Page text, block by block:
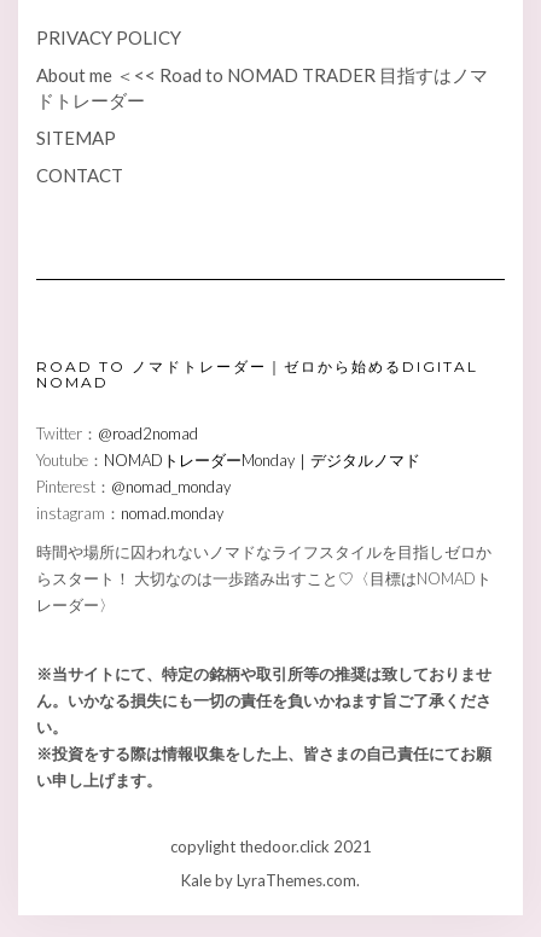
PRIVACY POLICY
About me ＜<< Road to NOMAD TRADER 目指すはノマ
ドトレーダー
SITEMAP
CONTACT
ROAD TO ノマドトレーダー｜ゼロから始めるDIGITAL
NOMAD
Twitter： @road2nomad
Youtube： NOMADトレーダーMonday｜デジタルノマド
Pinterest： @nomad_monday
instagram： nomad.monday
時間や場所に囚われないノマドなライフスタイルを目指しゼロか
らスタート！ 大切なのは一歩踏み出すこと♡〈目標はNOMADト
レーダー〉
※当サイトにて、特定の銘柄や取引所等の推奨は致しておりませ
ん。いかなる損失にも一切の責任を負いかねます旨ご了承くださ
い。
※投資をする際は情報収集をした上、皆さまの自己責任にてお願
い申し上げます。
copylight thedoor.click 2021
Kaleby LyraThemes.com.